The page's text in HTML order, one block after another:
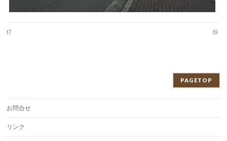
t7 t9
PAGETOP
お問合せ
リンク